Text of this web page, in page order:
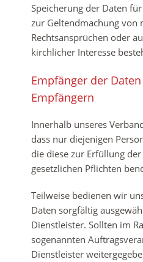
Speicherung der Daten
zur Geltendmachung von
Rechtsansprüchen oder
kirchlicher Interesse
Empfänger der
Empfängern
Innerhalb unseres
dass nur diejenigen
die diese zur Erfüllung
gesetzlichen Pflichten
Teilweise bedienen wir
Daten sorgfältig
Dienstleister. Sollten im
sogenannten
Dienstleister